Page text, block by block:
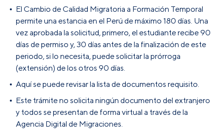
El Cambio de Calidad Migratoria a Formación Temporal
permite una estancia en el Perú de máximo 180 días. Una
vez aprobada la solicitud, primero, el estudiante recibe 90
días de permiso y, 30 días antes de la finalización de este
periodo, si lo necesita, puede solicitar la prórroga
(extensión) de los otros 90 días.
Aquí se puede revisar la lista de documentos requisito.
Este trámite no solicita ningún documento del extranjero
y todos se presentan de forma virtual a través de la
Agencia Digital de Migraciones.